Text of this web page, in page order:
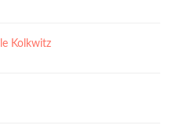
Kolkwitz